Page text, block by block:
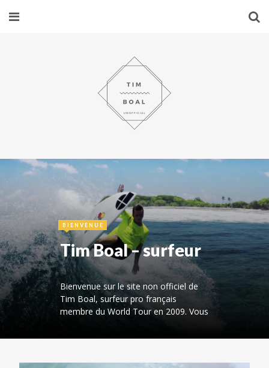
BIENVENUE
Tim Boal – surfeur
Bienvenue sur le site non officiel de
Tim Boal, surfeur pro français
membre du World Tour en 2009. Vous
Tim, mais également des infos sur le
articles…